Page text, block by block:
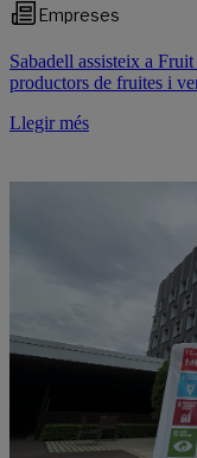
Empreses
Sabadell assisteix a
productors de fruites i
Llegir més